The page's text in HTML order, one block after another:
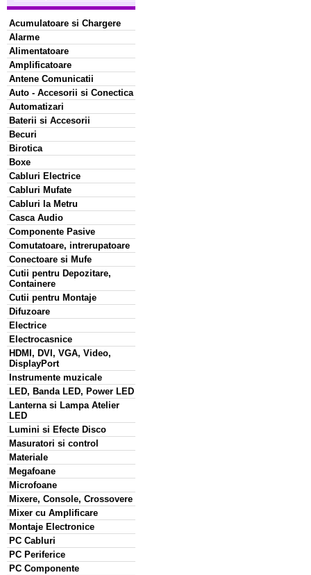
Acumulatoare si Chargere
Alarme
Alimentatoare
Amplificatoare
Antene Comunicatii
Auto - Accesorii si Conectica
Automatizari
Baterii si Accesorii
Becuri
Birotica
Boxe
Cabluri Electrice
Cabluri Mufate
Cabluri la Metru
Casca Audio
Componente Pasive
Comutatoare, intrerupatoare
Conectoare si Mufe
Cutii pentru Depozitare,
Containere
Cutii pentru Montaje
Difuzoare
Electrice
Electrocasnice
HDMI, DVI, VGA, Video,
DisplayPort
Instrumente muzicale
LED, Banda LED, Power LED
Lanterna si Lampa Atelier
LED
Lumini si Efecte Disco
Masuratori si control
Materiale
Megafoane
Microfoane
Mixere, Console, Crossovere
Mixer cu Amplificare
Montaje Electronice
PC Cabluri
PC Periferice
PC Componente